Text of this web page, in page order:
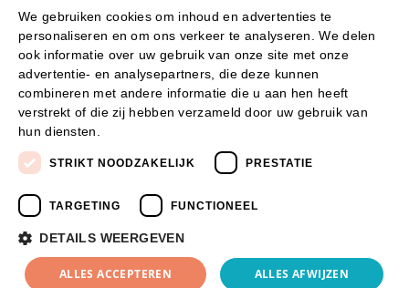
steunpunt@sam-limburg.nl
0475-399281
© 2026 SamLimburg |
Maatwerk website door Privacyverklaring Disclaimer Cookies
We gebruiken cookies om inhoud en advertenties te
personaliseren en om ons verkeer te analyseren. We delen
ook informatie over uw gebruik van onze site met onze
advertentie- en analysepartners, die deze kunnen
combineren met andere informatie die u aan hen heeft
verstrekt of die zij hebben verzameld door uw gebruik van
hun diensten.
STRIKT NOODZAKELIJK PRESTATIE
TARGETING FUNCTIONEEL
DETAILS WEERGEVEN
ALLES ACCEPTEREN ALLES AFWIJZEN